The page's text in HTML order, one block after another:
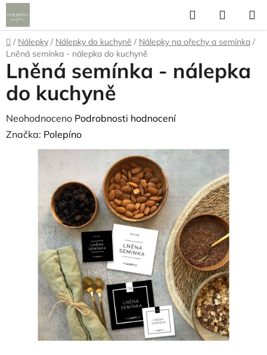
Přejít
na
obsah
Hledat
KOŠÍK
Domů
/ Nálepky / Nálepky do kuchyně / Nálepky na ořechy a semínka /
Lněná semínka - nálepka do kuchyně
Lněná semínka - nálepka
do kuchyně
Průměrné
hodnocení
produktu
hvězdiček.
Neohodnoceno Podrobnosti hodnocení
Značka: Polepíno